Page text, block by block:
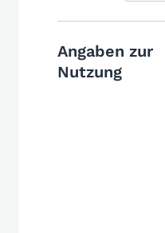
Angaben zur
Nutzung